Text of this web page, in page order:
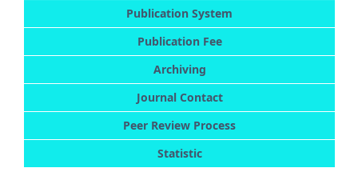
Publication System
Publication Fee
Archiving
Journal Contact
Peer Review Process
Statistic